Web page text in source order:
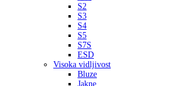
S2
S3
S4
S5
S7S
ESD
Visoka vidljivost
Bluze
Jakne